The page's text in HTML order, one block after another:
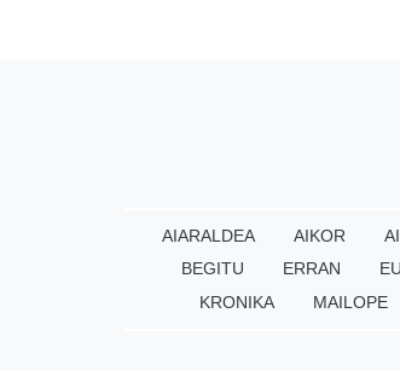
AIARALDEA AIKOR
BEGITU
ERRAN
KRONIKA
MAILOPE